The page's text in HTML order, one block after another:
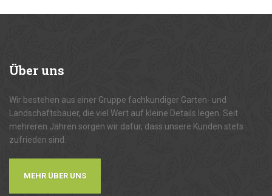
Überuns
Wir bestehen aus einer Gruppe fachkundiger Garten- und
Landschaftsbauer, die viel Wert auf kleine Details legen. Seit
mehreren Jahren sorgen wir dafür, dass unsere Kunden stets
zufrieden sind.
MEHR ÜBER UNS